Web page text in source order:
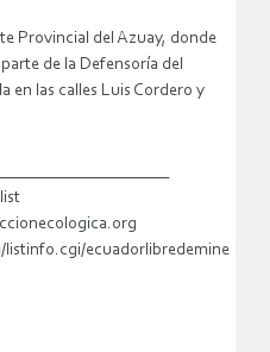
Provincial del Azuay, donde
de la Defensoría del
en las calles Luis Cordero y
ecuadorlibredemine